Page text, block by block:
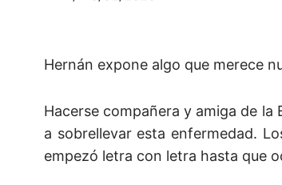
Hernán expone algo que merece
Hacerse compañera y amiga de la
a sobrellevar esta enfermedad.
empezó letra con letra hasta que